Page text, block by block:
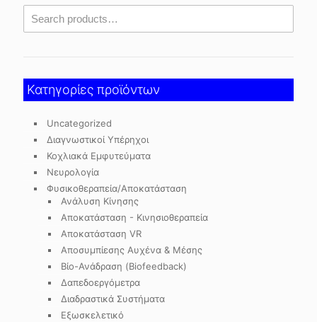
Κατηγορίες προϊόντων
Uncategorized
Διαγνωστικοί Υπέρηχοι
Κοχλιακά Εμφυτεύματα
Νευρολογία
Φυσικοθεραπεία/Αποκατάσταση
Ανάλυση Κίνησης
Αποκατάσταση - Κινησιοθεραπεία
Αποκατάσταση VR
Αποσυμπίεσης Αυχένα & Μέσης
Βίο-Ανάδραση (Biofeedback)
Δαπεδοεργόμετρα
Διαδραστικά Συστήματα
Εξωσκελετικό